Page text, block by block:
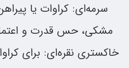
سرمه‌ای: کراوات یا
مشکی، حس قدرت و
خاکستری نقره‌ای: برای